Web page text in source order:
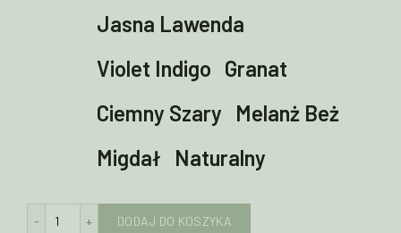
Jasna Lawenda
Violet Indigo Granat
Ciemny Szary
Melanż Beż
Migdał
Naturalny
DODAJ DO KOSZYKA